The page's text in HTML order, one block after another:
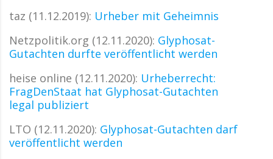
taz (11.12.2019): Urheber mit Geheimnis
Netzpolitik.org (12.11.2020): Glyphosat-
Gutachten durfte veröffentlicht werden
heise online (12.11.2020): Urheberrecht:
FragDenStaat hat Glyphosat-Gutachten
legal publiziert
LTO (12.11.2020): Glyphosat-Gutachten darf
veröffentlicht werden